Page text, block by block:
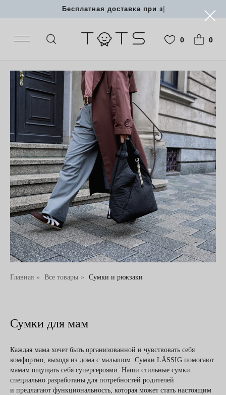
Бесплатная доставка при заказе от 50 0
Главная » Все товары » Сумки и рюкзаки
Сумки для мам
Каждая мама хочет быть организованной и чувствовать себя
комфортно, выходя из дома с малышом. Сумки LÄSSIG помогают
мамам ощущать себя супергероями. Наши стильные сумки
специально разработаны для потребностей родителей
и предлагают функциональность, которая может стать настоящим